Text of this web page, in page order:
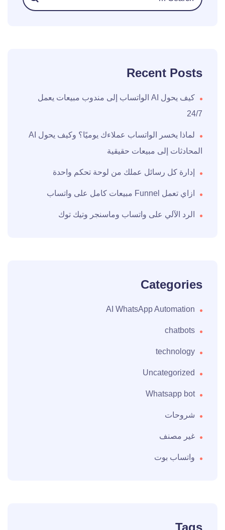
Recent Posts
كيف يحول AI الواتساب إلى مندوب مبيعات يعمل
24/7
لماذا يخسر الواتساب عملاءك يوميًا؟ وكيف يحول AI
المحادثات إلى مبيعات حقيقية
إدارة كل رسائل عملك من لوحة تحكم واحدة
ازاي تعمل Funnel مبيعات كامل على واتساب
الرد الآلي على واتساب وماسنجر وتيك توك
Categories
AI WhatsApp Automation
chatbots
technology
Uncategorized
Whatsapp bot
شروحات
غير مصنف
واتساب بوت